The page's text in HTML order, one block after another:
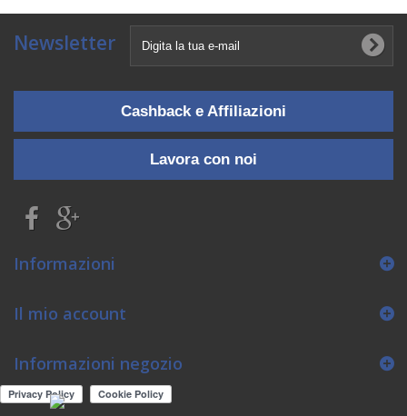
Newsletter
Cashback e Affiliazioni
Lavora con noi
Informazioni
Il mio account
Informazioni negozio